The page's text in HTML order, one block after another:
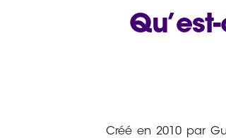
Créé en 2010 par